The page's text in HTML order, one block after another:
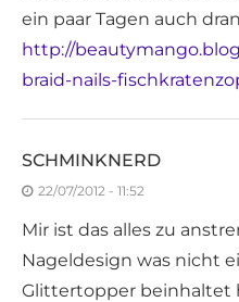
ein paar Tagen auch
http://
braid-nails-
SCHMINKNERD
22/07/2012 - 11:52
Mir ist das alles zu
Nageldesign was nicht
Glittertopper beinhaltet